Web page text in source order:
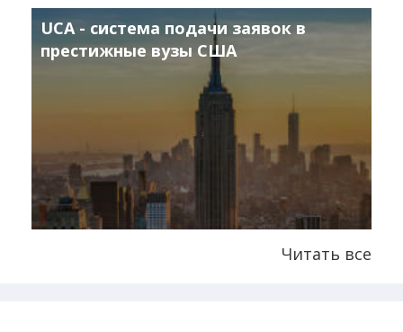
UCA - система подачи заявок в
престижные вузы США
Читать все